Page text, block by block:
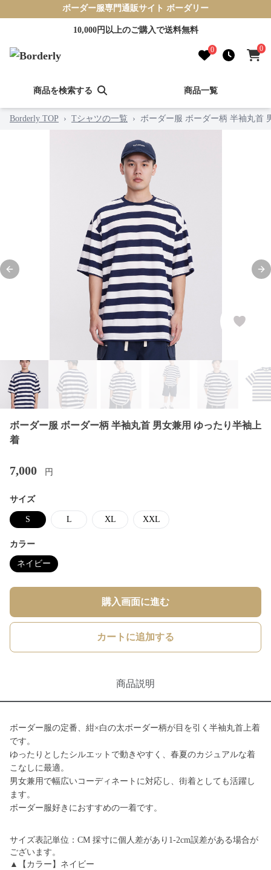
ボーダー服専門通販サイト ボーダリー
10,000円以上のご購入で送料無料
0 0
商品を検索する 商品一覧
Borderly TOP › Tシャツの一覧 › ボーダー服 ボーダー柄 半袖丸首
Previous slide
ボーダー服 ボーダー柄 半袖丸首 男女兼用 ゆったり半袖上
着
7,000 円
サイズ
S L XL XXL
カラー
ネイビー
購入画面に進む
カートに追加する
商品説明
ボーダー服の定番、紺×白の太ボーダー柄が目を引く半袖丸首上着
です。
ゆったりとしたシルエットで動きやすく、春夏のカジュアルな着
こなしに最適。
男女兼用で幅広いコーディネートに対応し、街着としても活躍し
ます。
ボーダー服好きにおすすめの一着です。
サイズ表記単位：CM 採寸に個人差があり1-2cm誤差がある場合が
ございます。
▲【カラー】ネイビー